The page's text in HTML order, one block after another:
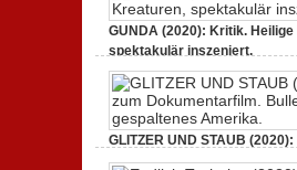
GUNDA (2020): Kritik.
spektakulär inszeniert.
GLITZER UND STAUB
Dokumentarfilm. Bullenritt